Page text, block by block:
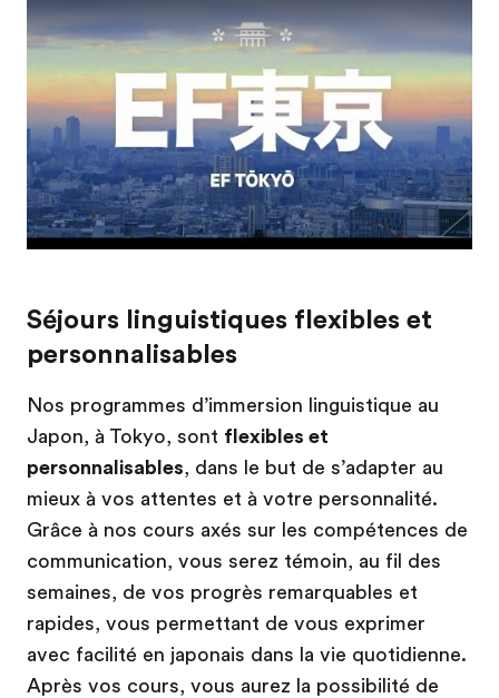
Séjours linguistiques flexibles et
personnalisables
Nos programmes d’immersion linguistique au
Japon, à Tokyo, sont flexibles et
personnalisables, dans le but de s’adapter au
mieux à vos attentes et à votre personnalité.
Grâce à nos cours axés sur les compétences de
communication, vous serez témoin, au fil des
semaines, de vos progrès remarquables et
rapides, vous permettant de vous exprimer
avec facilité en japonais dans la vie quotidienne.
Après vos cours, vous aurez la possibilité de